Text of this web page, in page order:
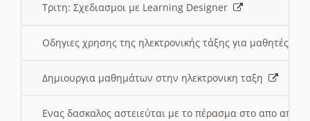
Τριτη: Σχεδιασμοι με Learning Designer
Οδηγιες χρησης της ηλεκτρονικής τάξης για μαθητές
Δημιουργια μαθημάτων στην ηλεκτρονικη ταξη
Ενας δασκαλος αστειεύται με το πέρασμα στο απο